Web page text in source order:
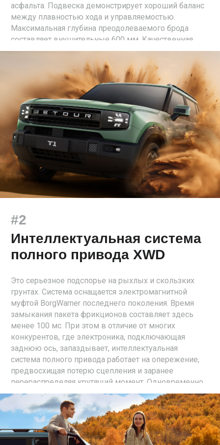
асфальта. Подвеска демонстрирует хороший баланс
между плавностью хода и управляемостью.
Максимальная глубина преодолеваемого брода
составляет внушительные 600 мм. Качественная
шумоизоляция и высококлассная акустика
добавляют комфорта.
#2
Интеллектуальная система
полного привода XWD
Это серьезное подспорье на рыхлых и скользких
грунтах. Система оснащается электромагнитной
муфтой BorgWarner последнего поколения. Время
замыкания пакета фрикционов составляет здесь
менее 100 мс. При этом в отличие от многих
конкурентов, где электроника, подключающая
заднюю ось, запаздывает, интеллектуальная
система полного привода работает на опережение,
предвосхищая потерю сцепления и заранее
перераспределяя крутящий момент. Одновременно
система имитирует межколесные блокировки с
помощью подтормаживания буксующих колес.
Можно переключать семь режимов вождения:
«Стандарт», «Спорт», «Эко», «Снег», «Песок», «Грязь»,
«Камни». В топовом исполнении есть